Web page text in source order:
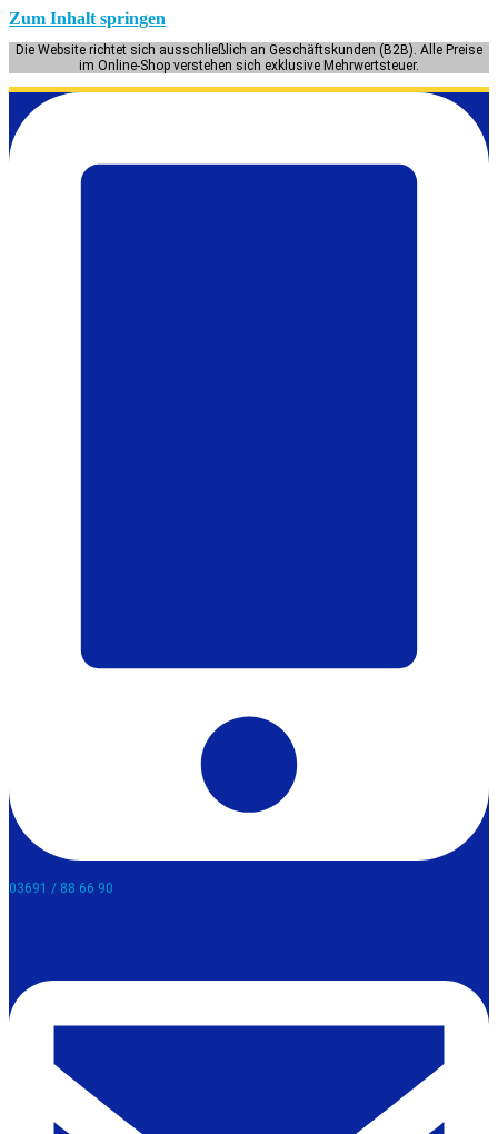
Zum Inhalt springen
Die Website richtet sich ausschließlich an Geschäftskunden (B2B). Alle Preise
im Online-Shop verstehen sich exklusive Mehrwertsteuer.
03691 / 88 66 90​